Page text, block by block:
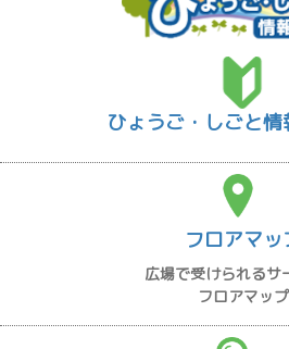
ひょうご・しごと
フロアマッ
広場で受けられるサ
フロアマップ